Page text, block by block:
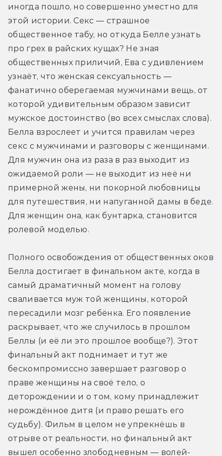
иногда пошло, но совершенно уместно для
этой истории. Секс — страшное
общественное табу, но откуда Белле узнать
про грех в райских кущах? Не зная
общественных приличий, Ева с удивлением
узнаёт, что женская сексуальность —
фанатично оберегаемая мужчинами вещь, от
которой удивительным образом зависит
мужское достоинство (во всех смыслах слова).
Белла взрослеет и учится правилам через
секс с мужчинами и разговоры с женщинами.
Для мужчин она из раза в раз выходит из
ожидаемой роли — не выходит из неё ни
примерной жены, ни покорной любовницы
для путешествия, ни напуганной дамы в беде.
Для женщин она, как бунтарка, становится
ролевой моделью.
Полного освобождения от общественных оков
Белла достигает в финальном акте, когда в
самый драматичный момент на голову
сваливается муж той женщины, которой
пересадили мозг ребёнка. Его появление
раскрывает, что же случилось в прошлом
Беллы (и её ли это прошлое вообще?). Этот
финальный акт поднимает и тут же
бескомпромиссно завершает разговор о
праве женщины на своё тело, о
деторождении и о том, кому принадлежит
нерождённое дитя (и право решать его
судьбу). Фильм в целом не упрекнёшь в
отрыве от реальности, но финальный акт
вышел особенно злободневным — волей-